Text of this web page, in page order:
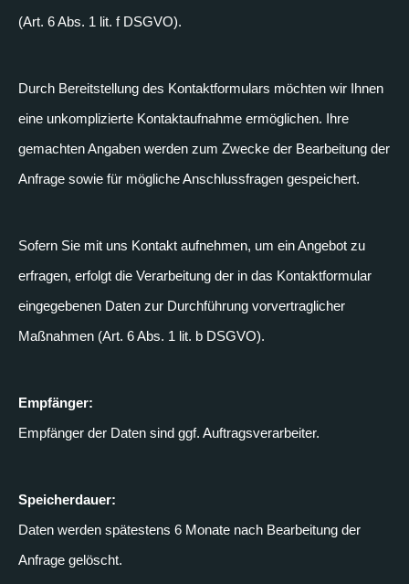
(Art. 6 Abs. 1 lit. f DSGVO).
Durch Bereitstellung des Kontaktformulars möchten wir Ihnen
eine unkomplizierte Kontaktaufnahme ermöglichen. Ihre
gemachten Angaben werden zum Zwecke der Bearbeitung der
Anfrage sowie für mögliche Anschlussfragen gespeichert.
Sofern Sie mit uns Kontakt aufnehmen, um ein Angebot zu
erfragen, erfolgt die Verarbeitung der in das Kontaktformular
eingegebenen Daten zur Durchführung vorvertraglicher
Maßnahmen (Art. 6 Abs. 1 lit. b DSGVO).
Empfänger:
Empfänger der Daten sind ggf. Auftragsverarbeiter.
Speicherdauer:
Daten werden spätestens 6 Monate nach Bearbeitung der
Anfrage gelöscht.